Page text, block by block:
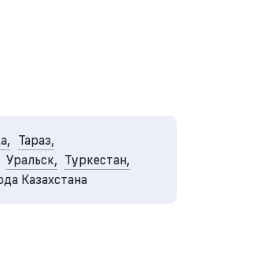
Тараз,
Уральск, Туркестан,
Казахстана